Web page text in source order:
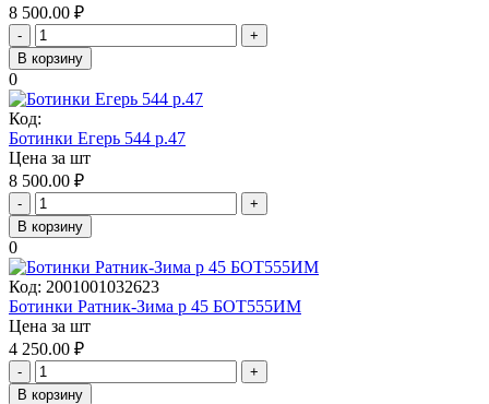
8 500.00 ₽
-
+
В корзину
0
Код:
Ботинки Егерь 544 р.47
Цена за шт
8 500.00 ₽
-
+
В корзину
0
Код: 2001001032623
Ботинки Ратник-Зима р 45 БОТ555ИМ
Цена за шт
4 250.00 ₽
-
+
В корзину